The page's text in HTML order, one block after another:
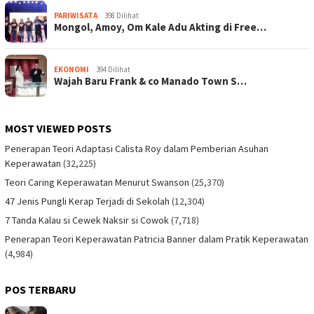
PARIWISATA 398 Dilihat
Mongol, Amoy, Om Kale Adu Akting di Free…
EKONOMI 394 Dilihat
Wajah Baru Frank & co Manado Town S…
MOST VIEWED POSTS
Penerapan Teori Adaptasi Calista Roy dalam Pemberian Asuhan
Keperawatan (32,225)
Teori Caring Keperawatan Menurut Swanson (25,370)
47 Jenis Pungli Kerap Terjadi di Sekolah (12,304)
7 Tanda Kalau si Cewek Naksir si Cowok(7,718)
Penerapan Teori Keperawatan Patricia Banner dalam Pratik Keperawatan
(4,984)
POS TERBARU